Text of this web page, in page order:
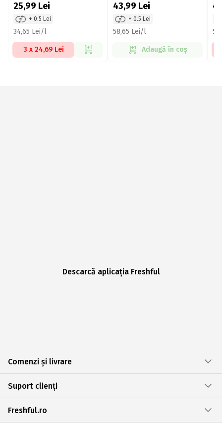
25,99 Lei
+ 0.5 Lei
34,65 Lei/l
3 x 24,69 Lei
43,99 Lei
+ 0.5 Lei
58,65 Lei/l
Adaugă în coș
Descarcă aplicația Freshful
Comenzi și livrare
Suport clienți
Freshful.ro